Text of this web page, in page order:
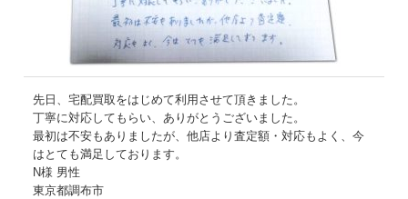
先日、宅配買取をはじめて利用させて頂きました。
丁寧に対応してもらい、ありがとうございました。
最初は不安もありましたが、他店より査定額・対応もよく、今
はとても満足しております。
N様 男性
東京都調布市